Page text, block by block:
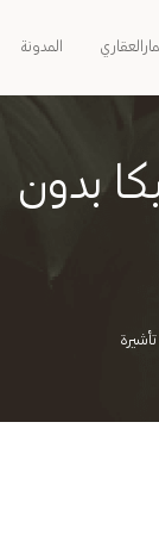
المدونة
بدون